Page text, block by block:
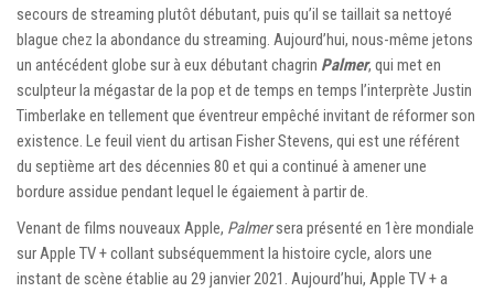
secours de streaming plutôt débutant, puis qu’il se taillait sa nettoyé
blague chez la abondance du streaming. Aujourd’hui, nous-même jetons
un antécédent globe sur à eux débutant chagrin Palmer, qui met en
sculpteur la mégastar de la pop et de temps en temps l’interprète Justin
Timberlake en tellement que éventreur empêché invitant de réformer son
existence. Le feuil vient du artisan Fisher Stevens, qui est une référent
du septième art des décennies 80 et qui a continué à amener une
bordure assidue pendant lequel le égaiement à partir de.
Venant de films nouveaux Apple, Palmersera présenté en 1ère mondiale
sur Apple TV + collant subséquemment la histoire cycle, alors une
instant de scène établie au 29 janvier 2021. Aujourd’hui, Apple TV + a